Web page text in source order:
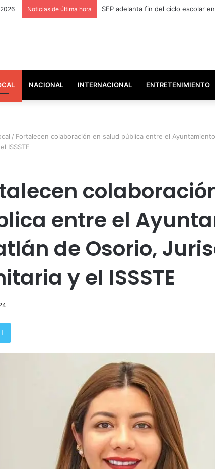
Noticias de última hora Puebla, referente nacional en
NACIONAL INTERNACIONAL ENTRETENIMIENTO
/ Fortalecen colaboración en salud pública entre el
ISSSTE
entre el
de Osorio,
y el ISSSTE
Twitter